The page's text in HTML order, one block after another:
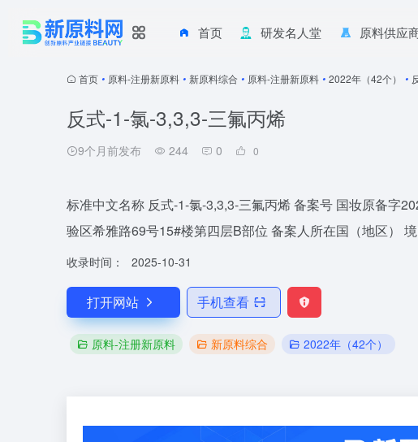
首页 研发名人堂 原料供应
首页 • 原料-注册新原料 • 新原料综合 • 原料-注册新原料 • 2022年（42个） •
反式-1-氯-3,3,3-三氟丙烯
9个月前发布 244 0 0
标准中文名称 反式-1-氯-3,3,3-三氟丙烯 备案号 国妆原备字
验区希雅路69号15#楼第四层B部位 备案人所在国（地区）
收录时间： 2025-10-31
打开网站 手机查看
原料-注册新原料 新原料综合 2022年（42个）